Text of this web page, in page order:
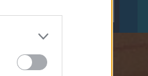
Facebook oldaldoboz